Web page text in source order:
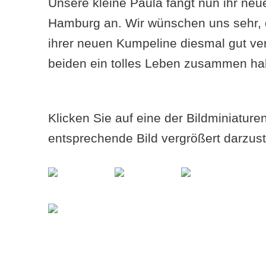
Hamburg an. Wir wünschen uns
ihrer neuen Kumpeline diesmal gut
beiden ein tolles Leben zusammen
Klicken Sie auf eine der
entsprechende Bild vergrößert